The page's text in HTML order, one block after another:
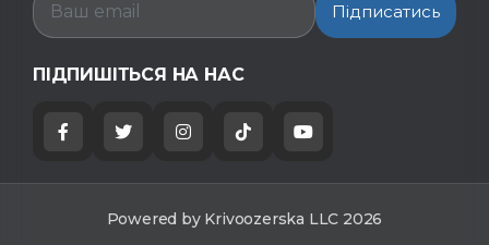
Підписатись
ПІДПИШІТЬСЯ НА НАС
Powered by Krivoozerska LLC 2026